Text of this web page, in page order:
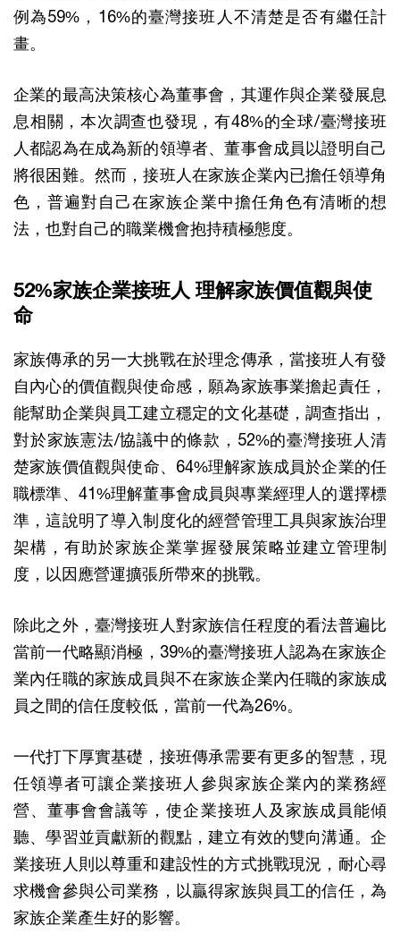
例為59%，16%的臺灣接班人不清楚是否有繼任計
畫。
企業的最高決策核心為董事會，其運作與企業發展息
息相關，本次調查也發現，有48%的全球/臺灣接班
人都認為在成為新的領導者、董事會成員以證明自己
將很困難。然而，接班人在家族企業內已擔任領導角
色，普遍對自己在家族企業中擔任角色有清晰的想
法，也對自己的職業機會抱持積極態度。
52%家族企業接班人 理解家族價值觀與使
命
家族傳承的另一大挑戰在於理念傳承，當接班人有發
自內心的價值觀與使命感，願為家族事業擔起責任，
能幫助企業與員工建立穩定的文化基礎，調查指出，
對於家族憲法/協議中的條款，52%的臺灣接班人清
楚家族價值觀與使命、64%理解家族成員於企業的任
職標準、41%理解董事會成員與專業經理人的選擇標
準，這說明了導入制度化的經營管理工具與家族治理
架構，有助於家族企業掌握發展策略並建立管理制
度，以因應營運擴張所帶來的挑戰。
除此之外，臺灣接班人對家族信任程度的看法普遍比
當前一代略顯消極，39%的臺灣接班人認為在家族企
業內任職的家族成員與不在家族企業內任職的家族成
員之間的信任度較低，當前一代為26%。
一代打下厚實基礎，接班傳承需要有更多的智慧，現
任領導者可讓企業接班人參與家族企業內的業務經
營、董事會會議等，使企業接班人及家族成員能傾
聽、學習並貢獻新的觀點，建立有效的雙向溝通。企
業接班人則以尊重和建設性的方式挑戰現況，耐心尋
求機會參與公司業務，以贏得家族與員工的信任，為
家族企業產生好的影響。